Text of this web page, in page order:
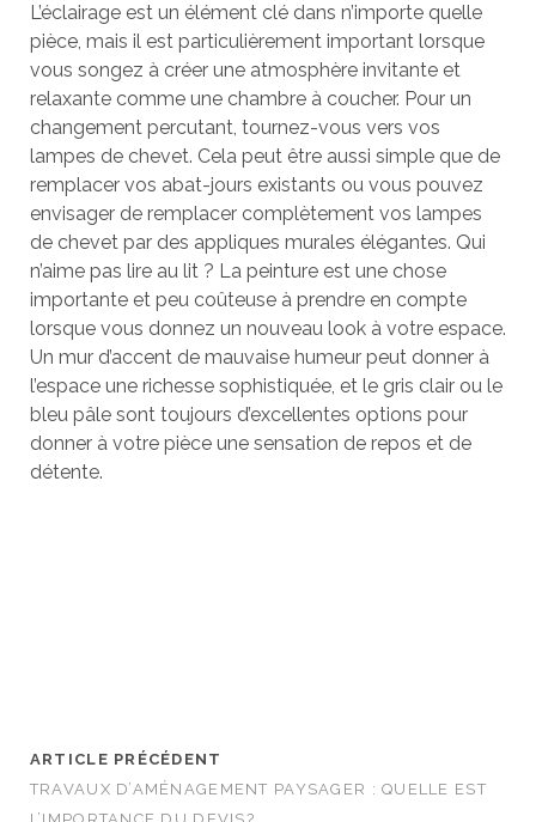
L’éclairage est un élément clé dans n’importe quelle
pièce, mais il est particulièrement important lorsque
vous songez à créer une atmosphère invitante et
relaxante comme une chambre à coucher. Pour un
changement percutant, tournez-vous vers vos
lampes de chevet. Cela peut être aussi simple que de
remplacer vos abat-jours existants ou vous pouvez
envisager de remplacer complètement vos lampes
de chevet par des appliques murales élégantes. Qui
n’aime pas lire au lit ? La peinture est une chose
importante et peu coûteuse à prendre en compte
lorsque vous donnez un nouveau look à votre espace.
Un mur d’accent de mauvaise humeur peut donner à
l’espace une richesse sophistiquée, et le gris clair ou le
bleu pâle sont toujours d’excellentes options pour
donner à votre pièce une sensation de repos et de
détente.
ARTICLE PRÉCÉDENT
TRAVAUX D’AMÉNAGEMENT PAYSAGER : QUELLE EST